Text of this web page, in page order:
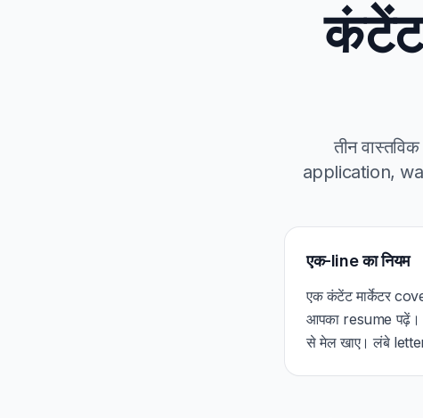
तीन
application,
एक-line का नियम
एक कंटेंट मार्केटर
आपका resume पढ़ें।
से मेल खाए। लंबे